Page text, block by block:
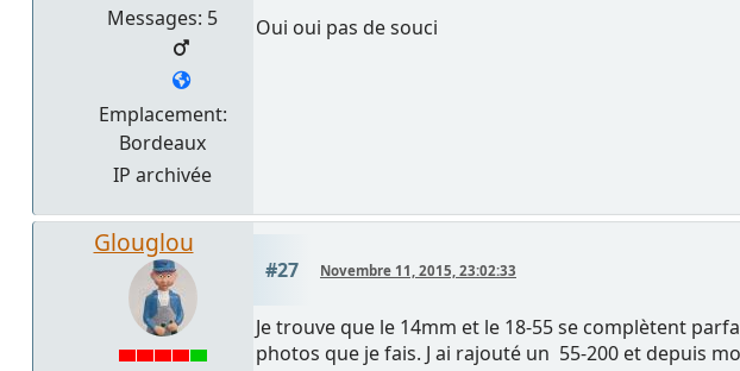
Messages: 5
Emplacement:
Bordeaux
IP archivée
Oui oui pas de souci
Glouglou
#27 Novembre 11, 2015, 23:02:33
Je trouve que le 14mm et le 18-55 se complètent
photos que je fais. J ai rajouté un 55-200 et depuis